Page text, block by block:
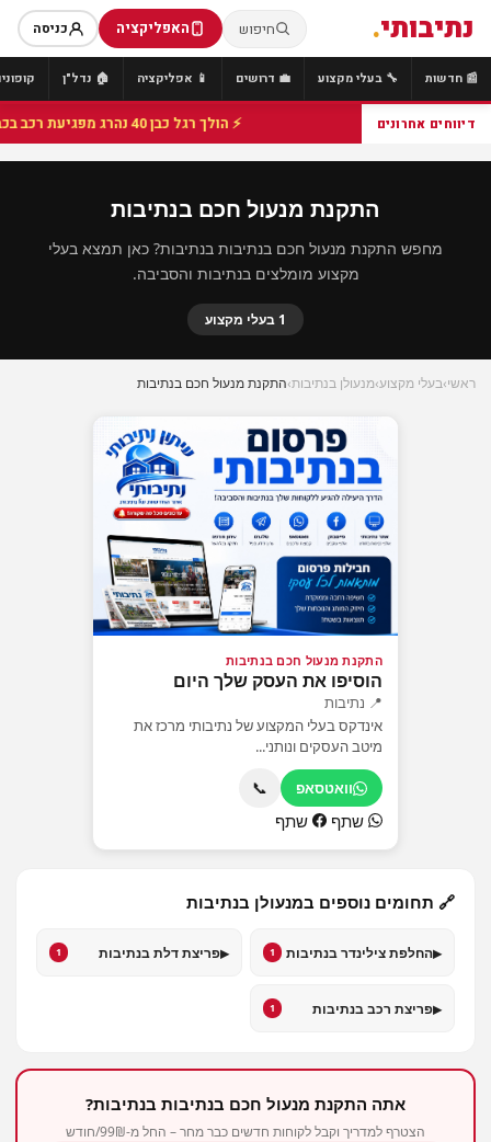
נתיבותי. חיפוש האפליקציה כניסה
📰 חדשות 🔧 בעלי מקצוע 💼 דרושים 📱 אפליקציה 🏠 נדל"ן
דיווחים אחרונים ⚡ הולך רגל כבן 40 נהרג מפגיעת רכב בכביש 25 סמוך לצומת הנשיא, מתנדבי זק"א פועלו בזירה
התקנת מנעול חכם בנתיבות
מחפש התקנת מנעול חכם בנתיבות בנתיבות? כאן תמצא בעלי
מקצוע מומלצים בנתיבות והסביבה.
1 בעלי מקצוע
ראשי›בעלי מקצוע›מנעולן בנתיבות›התקנת מנעול חכם בנתיבות
התקנת מנעול חכם בנתיבות
הוסיפו את העסק שלך היום
📍 נתיבות
אינדקס בעלי המקצוע של נתיבותי מרכז את
מיטב העסקים ונותני...
וואטסאפ 📞
שתף שתף
🔗 תחומים נוספים במנעולן בנתיבות
▸החלפת צילינדר בנתיבות 1
▸פריצת דלת בנתיבות 1
▸פריצת רכב בנתיבות 1
אתה התקנת מנעול חכם בנתיבות בנתיבות?
הצטרף למדריך וקבל לקוחות חדשים כבר מחר – החל מ-99₪/חודש